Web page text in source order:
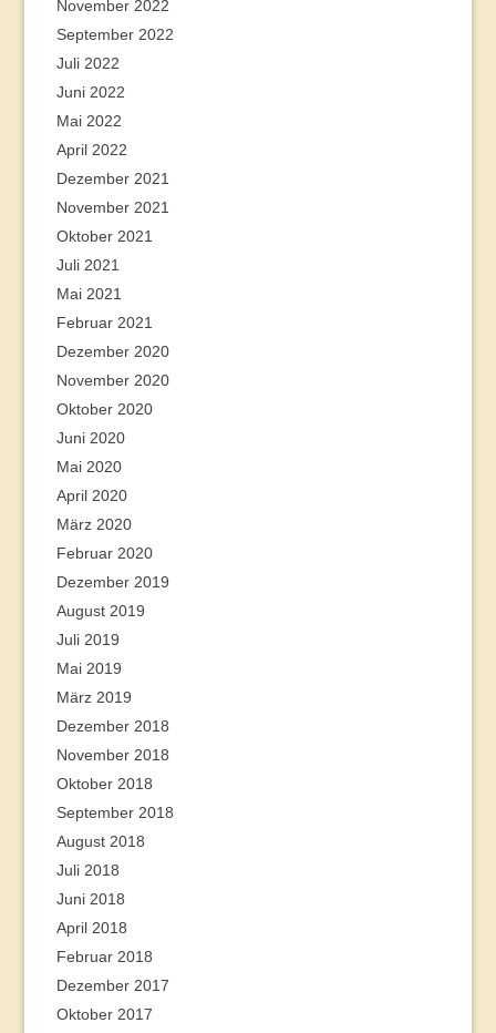
November 2022
September 2022
Juli 2022
Juni 2022
Mai 2022
April 2022
Dezember 2021
November 2021
Oktober 2021
Juli 2021
Mai 2021
Februar 2021
Dezember 2020
November 2020
Oktober 2020
Juni 2020
Mai 2020
April 2020
März 2020
Februar 2020
Dezember 2019
August 2019
Juli 2019
Mai 2019
März 2019
Dezember 2018
November 2018
Oktober 2018
September 2018
August 2018
Juli 2018
Juni 2018
April 2018
Februar 2018
Dezember 2017
Oktober 2017